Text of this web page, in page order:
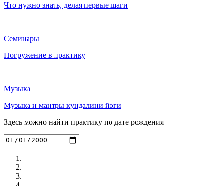
Что нужно знать, делая первые шаги
Семинары
Погружение в практику
Музыка
Музыка и мантры кундалини йоги
Здесь можно найти практику по дате рождения